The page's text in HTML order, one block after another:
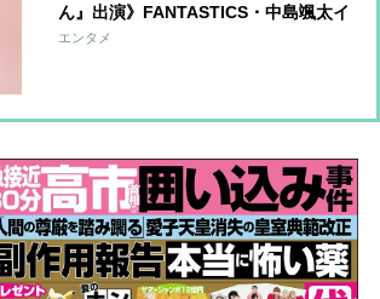
ん』出演》FANTASTICS・中島颯太イ
ンタビュー “顔だけ”で好きになられ
エンタメ